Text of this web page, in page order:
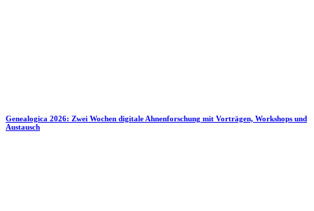
Genealogica 2026: Zwei Wochen digitale Ahnenforschung mit Vorträgen, Workshops und
Austausch